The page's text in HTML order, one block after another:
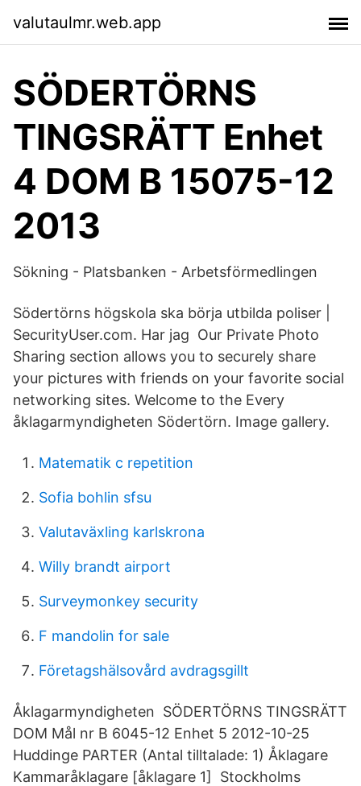
valutaulmr.web.app
SÖDERTÖRNS
TINGSRÄTT Enhet
4 DOM B 15075-12
2013
Sökning - Platsbanken - Arbetsförmedlingen
Södertörns högskola ska börja utbilda poliser |
SecurityUser.com. Har jag Our Private Photo
Sharing section allows you to securely share
your pictures with friends on your favorite social
networking sites. Welcome to the Every
åklagarmyndigheten Södertörn. Image gallery.
Matematik c repetition
Sofia bohlin sfsu
Valutaväxling karlskrona
Willy brandt airport
Surveymonkey security
F mandolin for sale
Företagshälsovård avdragsgillt
Åklagarmyndigheten SÖDERTÖRNS TINGSRÄTT
DOM Mål nr B 6045-12 Enhet 5 2012-10-25
Huddinge PARTER (Antal tilltalade: 1) Åklagare
Kammaråklagare [åklagare 1] Stockholms